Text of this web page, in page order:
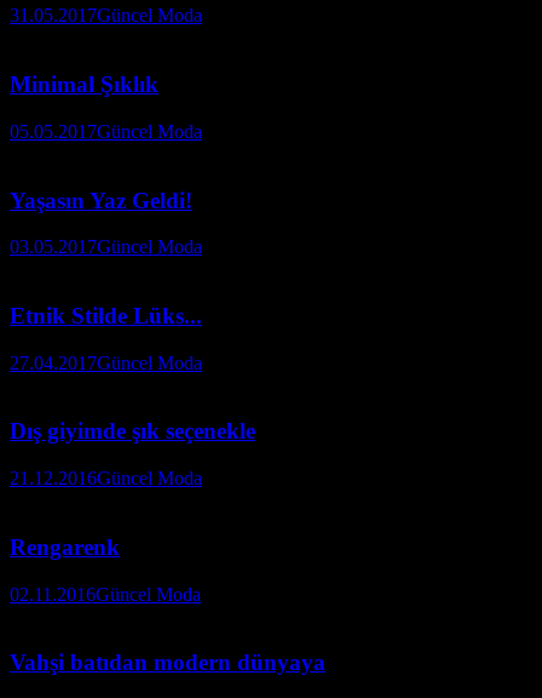
31.05.2017Güncel Moda
Minimal Şıklık
05.05.2017Güncel Moda
Yaşasın Yaz Geldi!
03.05.2017Güncel Moda
Etnik Stilde Lüks...
27.04.2017Güncel Moda
Dış giyimde şık seçenekle
21.12.2016Güncel Moda
Rengarenk
02.11.2016Güncel Moda
Vahşi batıdan modern dünyaya